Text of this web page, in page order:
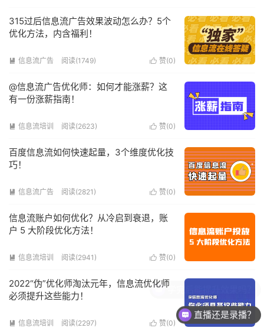
315过后信息流广告效果波动怎么办？5个
优化方法，内含福利！
 赞(0)
 信息流广告 阅读(1749)
@信息流广告优化师：如何才能涨薪？这
有一份涨薪指南！
 赞(0)
 信息流培训 阅读(2623)
百度信息流如何快速起量，3个维度优化技
巧！
 赞(0)
 信息流广告 阅读(2821)
信息流账户如何优化？从冷启到衰退，账
户 5 大阶段优化方法！
 赞(0)
 信息流培训 阅读(2941)
2022“伪”优化师淘汰元年，信息流优化师
必须提升这些能力！
 赞(0)
 信息流培训 阅读(2297)
直播还是录播？